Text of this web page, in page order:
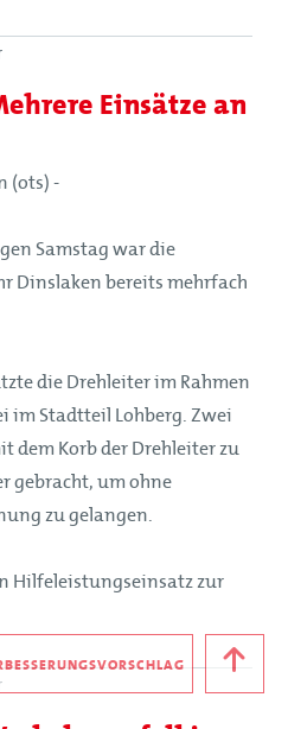
Einsätze an
(ots) -
Samstag war die
Dinslaken bereits mehrfach
die Drehleiter im Rahmen
im Stadtteil Lohberg. Zwei
dem Korb der Drehleiter zu
gebracht, um ohne
zu gelangen.
Hilfeleistungseinsatz zur